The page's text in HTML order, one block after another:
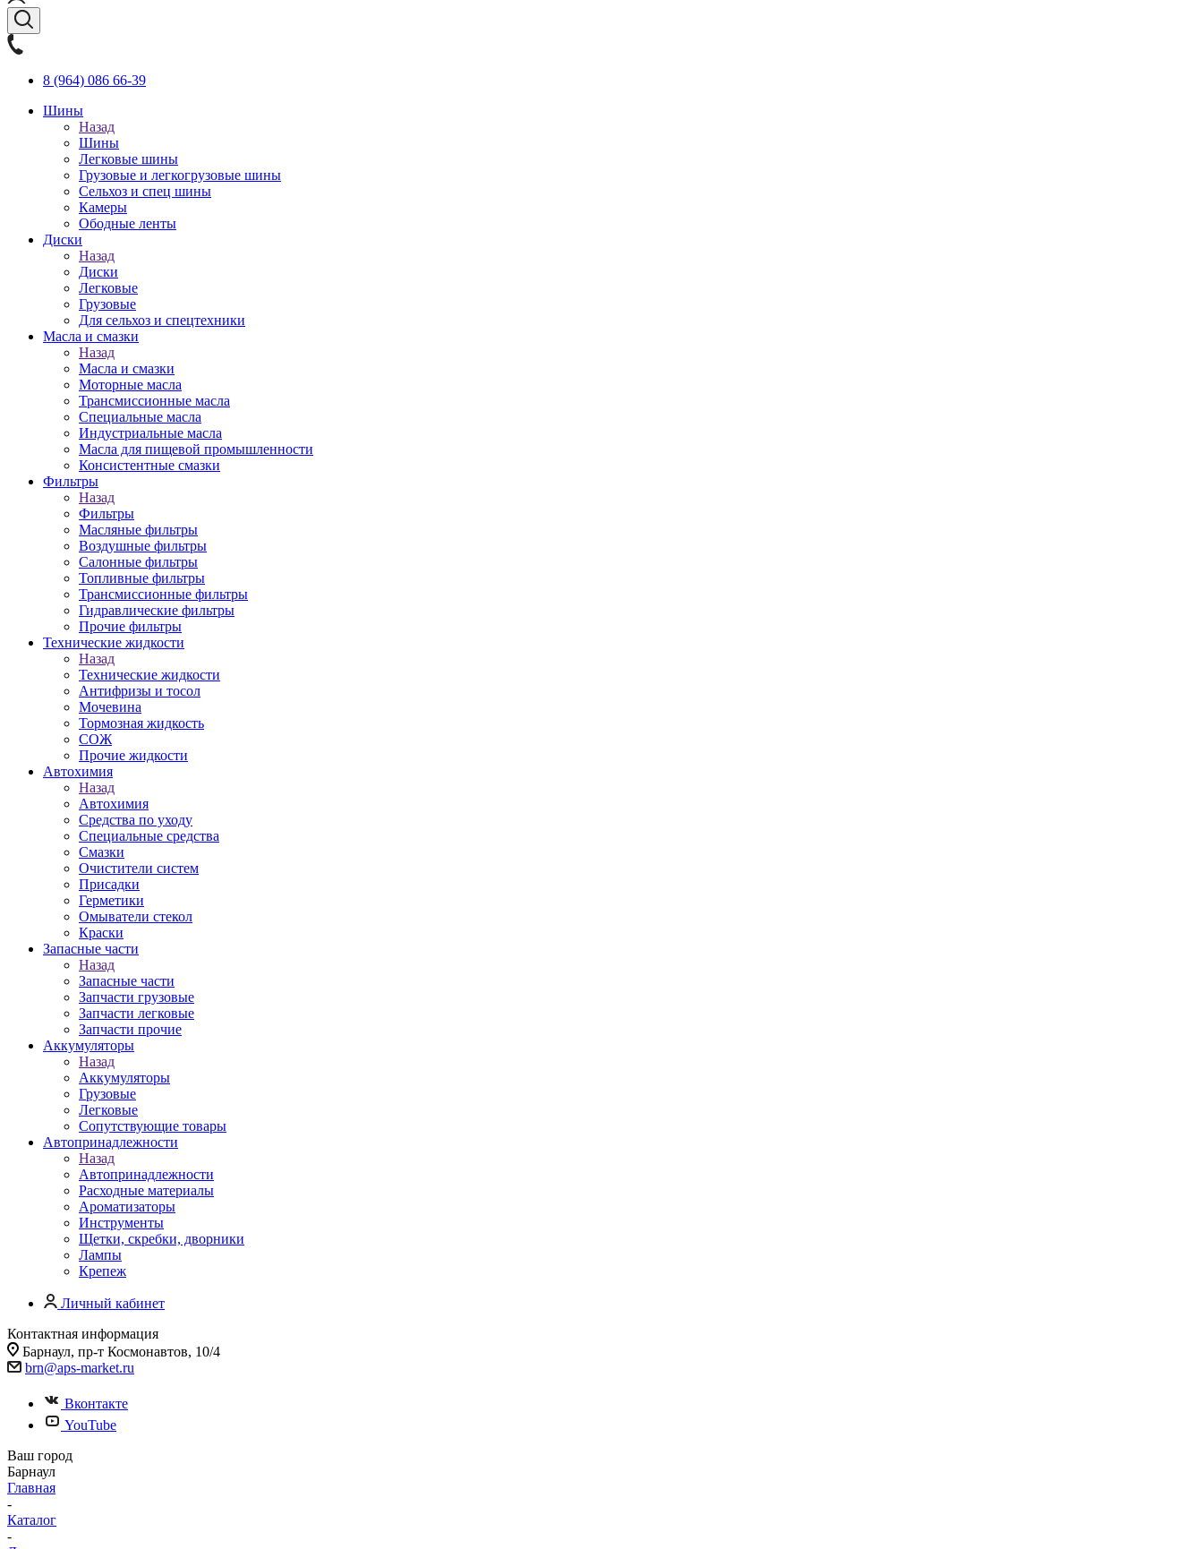
8 (964) 086 66-39
Шины
Назад
Шины
Легковые шины
Грузовые и легкогрузовые шины
Сельхоз и спец шины
Камеры
Ободные ленты
Диски
Назад
Диски
Легковые
Грузовые
Для сельхоз и спецтехники
Масла и смазки
Назад
Масла и смазки
Моторные масла
Трансмиссионные масла
Специальные масла
Индустриальные масла
Масла для пищевой промышленности
Консистентные смазки
Фильтры
Назад
Фильтры
Масляные фильтры
Воздушные фильтры
Салонные фильтры
Топливные фильтры
Трансмиссионные фильтры
Гидравлические фильтры
Прочие фильтры
Технические жидкости
Назад
Технические жидкости
Антифризы и тосол
Мочевина
Тормозная жидкость
СОЖ
Прочие жидкости
Автохимия
Назад
Автохимия
Средства по уходу
Специальные средства
Смазки
Очистители систем
Присадки
Герметики
Омыватели стекол
Краски
Запасные части
Назад
Запасные части
Запчасти грузовые
Запчасти легковые
Запчасти прочие
Аккумуляторы
Назад
Аккумуляторы
Грузовые
Легковые
Сопутствующие товары
Автопринадлежности
Назад
Автопринадлежности
Расходные материалы
Ароматизаторы
Инструменты
Щетки, скребки, дворники
Лампы
Крепеж
Личный кабинет
Контактная информация
Барнаул, пр-т Космонавтов, 10/4
brn@aps-market.ru
Вконтакте
YouTube
Ваш город
Барнаул
Главная
-
Каталог
-